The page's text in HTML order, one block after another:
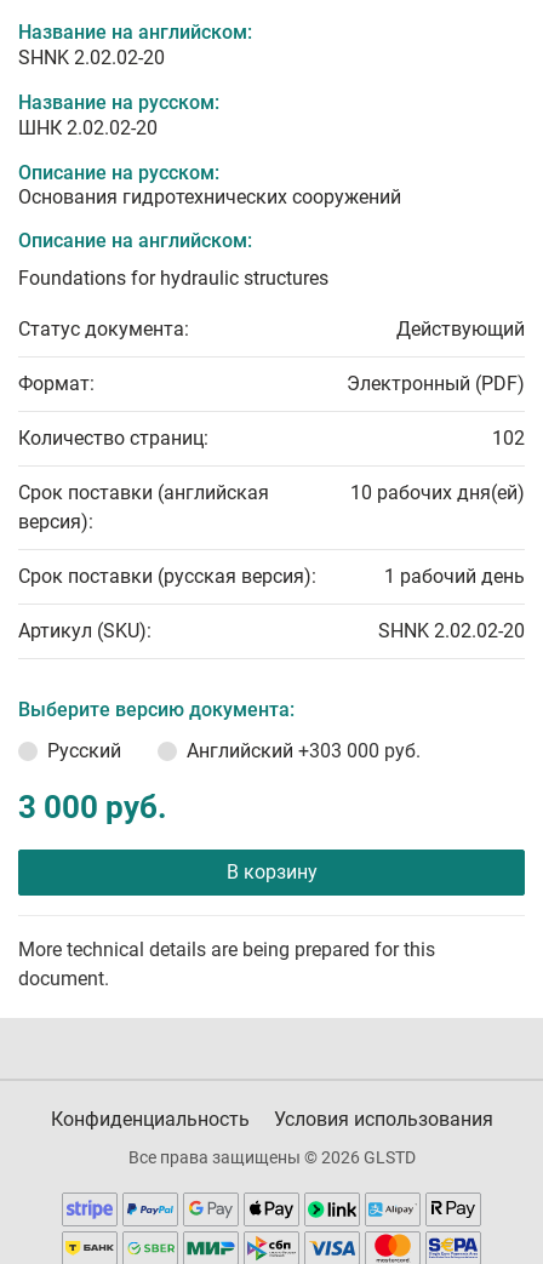
Название на английском:
SHNK 2.02.02-20
Название на русском:
ШНК 2.02.02-20
Описание на русском:
Основания гидротехнических сооружений
Описание на английском:
Foundations for hydraulic structures
Статус документа: Действующий
Формат: Электронный (PDF)
Количество страниц: 102
Срок поставки (английская
версия):
10 рабочих дня(ей)
Срок поставки (русская версия): 1 рабочий день
Артикул (SKU): SHNK 2.02.02-20
Выберите версию документа:
Русский
Английский +303 000 руб.
3 000 руб.
В корзину
More technical details are being prepared for this
document.
Конфиденциальность Условия использования
Все права защищены © 2026 GLSTD